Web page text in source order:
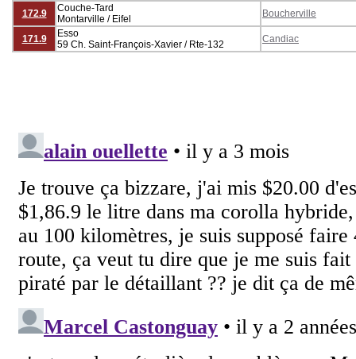
172.9
Couche-Tard
Montarville / Eifel
Boucherville
171.9
Esso
59 Ch. Saint-François-Xavier / Rte-132
Candiac